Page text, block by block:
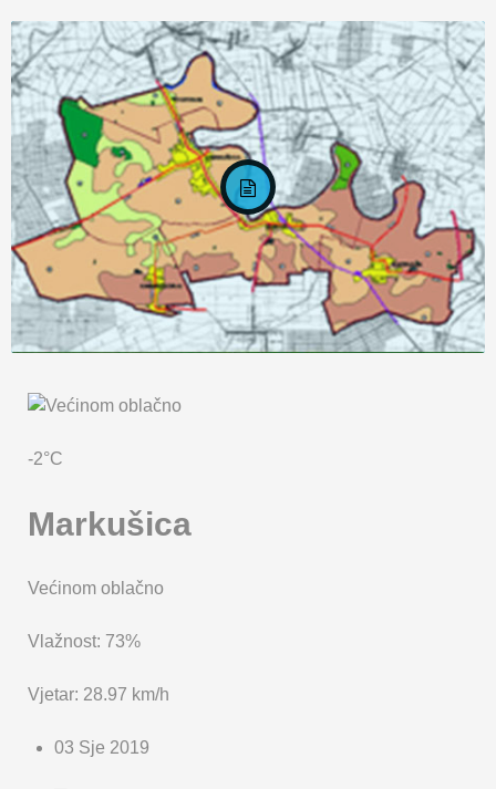
-2°C
Markušica
Većinom oblačno
Vlažnost: 73%
Vjetar: 28.97 km/h
03 Sje 2019